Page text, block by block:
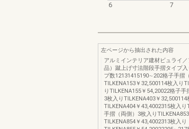
6 7
左ページから抽出された内容
アルミインテリア建材ビュライ
品）蹴上げ寸法階段手摺タイプ
プ数12131415190∼202格子手摺
TILKENA153￥32,500114枚入り
りTILKENA155￥54,20022格子手
3枚入りTILKENA403￥32,500114
TILKENA404￥43,4002315枚入
手摺（両側）3枚入り
TILKENA854￥43,4002313枚入り